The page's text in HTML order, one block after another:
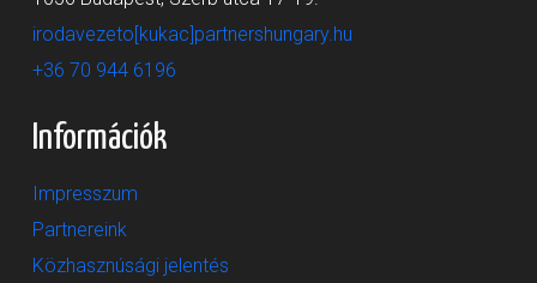
irodavezeto[kukac]partnershungary.hu
+36 70 944 6196
Információk
Impresszum
Partnereink
Közhasznúsági jelentés